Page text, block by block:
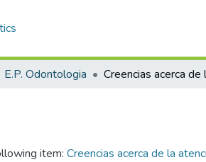
E.P. Odontologia
item: Creencias acerca de la